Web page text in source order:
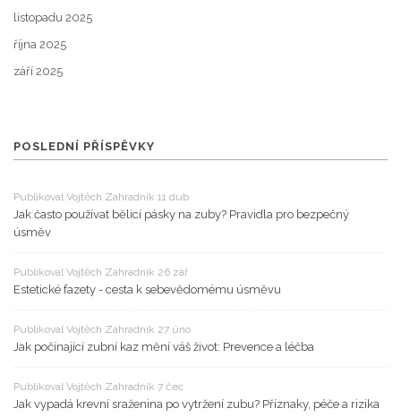
listopadu 2025
října 2025
září 2025
POSLEDNÍ PŘÍSPĚVKY
Publikoval Vojtěch Zahradník 11 dub
Jak často používat bělicí pásky na zuby? Pravidla pro bezpečný
úsměv
Publikoval Vojtěch Zahradník 26 zář
Estetické fazety - cesta k sebevědomému úsměvu
Publikoval Vojtěch Zahradník 27 úno
Jak počínající zubní kaz mění váš život: Prevence a léčba
Publikoval Vojtěch Zahradník 7 čec
Jak vypadá krevní sraženina po vytržení zubu? Příznaky, péče a rizika